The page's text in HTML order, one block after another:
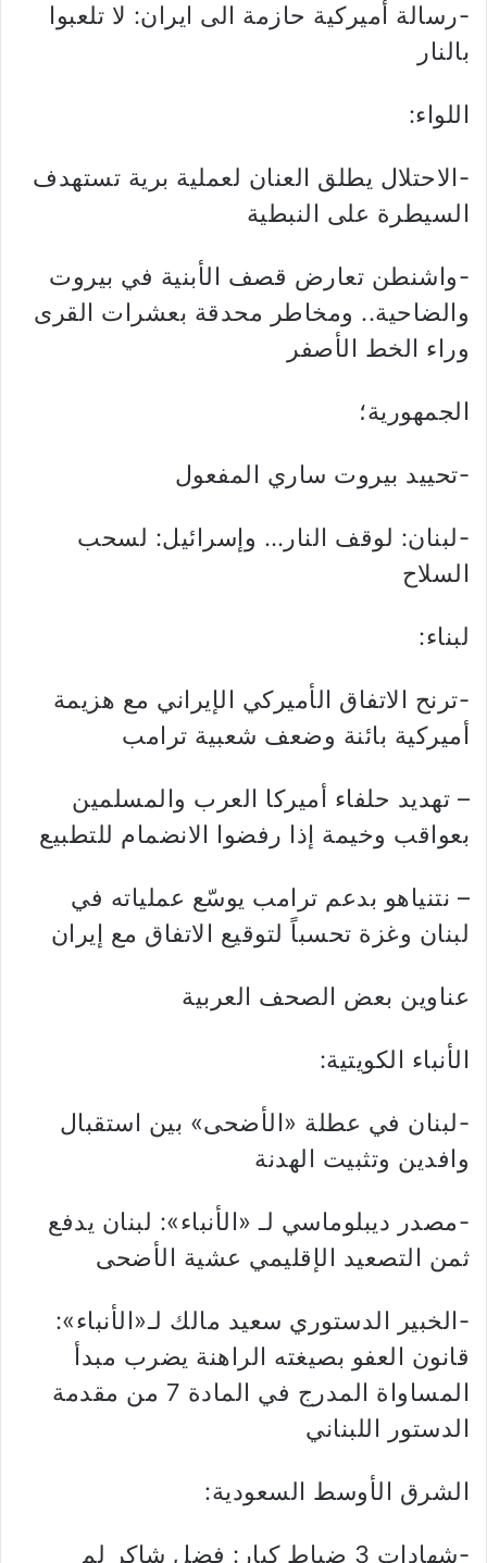
-رسالة أميركية حازمة الى ايران: لا تلعبوا
بالنار
اللواء:
-الاحتلال يطلق العنان لعملية برية تستهدف
السيطرة على النبطية
-واشنطن تعارض قصف الأبنية في بيروت
والضاحية.. ومخاطر محدقة بعشرات القرى
وراء الخط الأصفر
الجمهورية؛
-تحييد بيروت ساري المفعول
-لبنان: لوقف النار… وإسرائيل: لسحب
السلاح
لبناء:
-ترنح الاتفاق الأميركي الإيراني مع هزيمة
أميركية بائنة وضعف شعبية ترامب
– تهديد حلفاء أميركا العرب والمسلمين
بعواقب وخيمة إذا رفضوا الانضمام للتطبيع
– نتنياهو بدعم ترامب يوسّع عملياته في
لبنان وغزة تحسباً لتوقيع الاتفاق مع إيران
عناوين بعض الصحف العربية
الأنباء الكويتية:
-لبنان في عطلة «الأضحى» بين استقبال
وافدين وتثبيت الهدنة
-مصدر ديبلوماسي لـ «الأنباء»: لبنان يدفع
ثمن التصعيد الإقليمي عشية الأضحى
-الخبير الدستوري سعيد مالك لـ«الأنباء»:
قانون العفو بصيغته الراهنة يضرب مبدأ
المساواة المدرج في المادة 7 من مقدمة
الدستور اللبناني
الشرق الأوسط السعودية:
-شهادات 3 ضباط كبار: فضل شاكر لم